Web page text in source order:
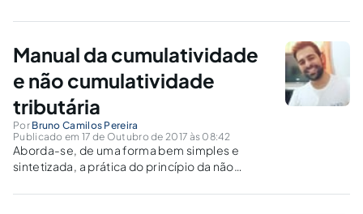
Manual da cumulatividade
e não cumulatividade
tributária
Por Bruno Camilos Pereira
Publicado em 17 de Outubro de 2017 às 08:42
Aborda-se, de uma forma bem simples e
sintetizada, a prática do princípio da não